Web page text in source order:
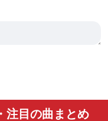
注目の曲まとめ